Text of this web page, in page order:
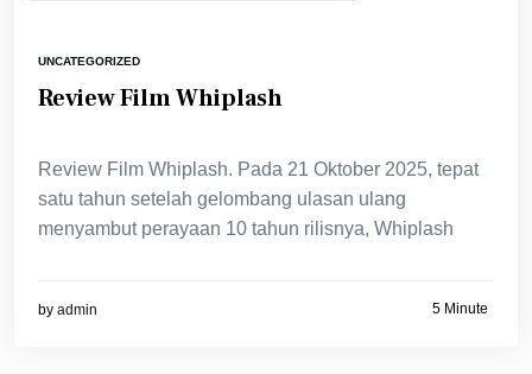
UNCATEGORIZED
Review Film Whiplash
Review Film Whiplash. Pada 21 Oktober 2025, tepat
satu tahun setelah gelombang ulasan ulang
menyambut perayaan 10 tahun rilisnya, Whiplash
by admin 5 Minute